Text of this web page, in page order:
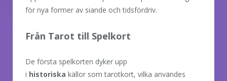
för nya former av siande och tidsfördriv.
Från Tarot till Spelkort
De första spelkorten dyker upp
i historiska källor som tarotkort, vilka användes